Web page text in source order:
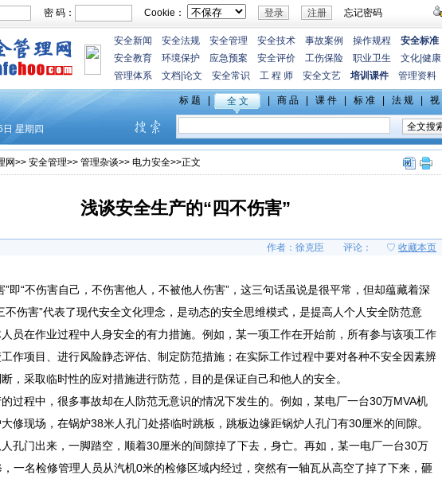
密 码： Cookie： 忘记密码
安全新闻 安全法规 安全管理 安全技术 事故案例 操作规程
安全标准
安全教育
环境保护 应急预案 安全评价 工伤保险 职业卫生 文化 健康
管理体系
文档 论文 安全常识 工 程 师 安全文艺 培训课件 管理资料
网>> 安全管理>> 管理杂谈>> 电力安全>>正文
浅谈安全生产的“四不伤害”
作者：徐克臣 评论： ♡ 收藏本页
“不伤害自己，不伤害他人，不被他人伤害”，这三句话虽说是很平常，但却蕴藏着深
不伤害”代表了现代安全文化理念，是动态的安全思维模式，是提高人个人安全防范意
员在作业过程中人身安全的有力措施。例如，某一项工作在开始前，所有参与该项工作
工作项目、进行风险静态评估、制定防范措施；在实际工作过程中要对各种不安全因素辨
，采取临时性的应对措施进行防范，目的是保证自己和他人的安全。
程中，很多事故却在人防范无意识的情况下发生的。例如，某电厂一台30万MVA机
修现场，在锅炉38米人孔门处搭临时跳板，跳板边缘距锅炉人孔门有30厘米的间隙。
孔门出来，一脚踏空，顺着30厘米的间隙掉了下去，身亡。再如，某一电厂一台30万
，一名检修管理人员从汽机0米的检修区域内经过，突然有一轴瓦从高空了掉了下来，砸